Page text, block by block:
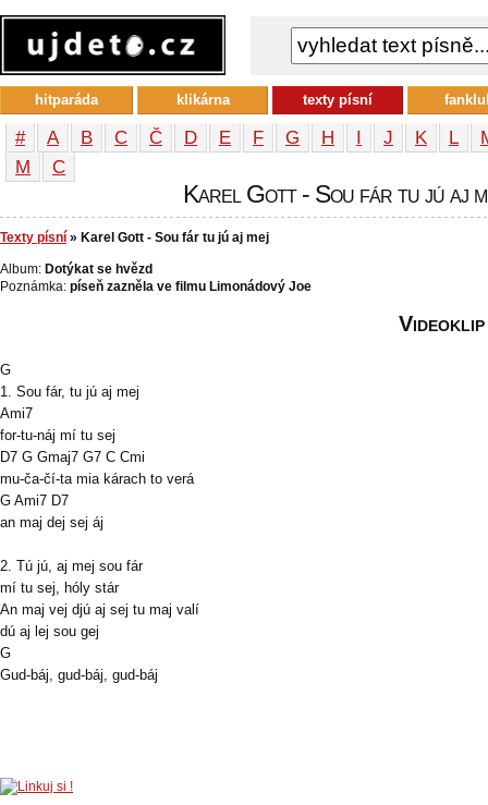
# A B C Č D E F G H I J K L
М
С
Karel Gott - Sou fár tu jú aj
Texty písní » Karel Gott - Sou fár tu jú aj mej
Album: Dotýkat se hvězd
Poznámka: píseň zazněla ve filmu Limonádový Joe
G
1. Sou fár, tu jú aj mej
Ami7
for-tu-náj mí tu sej
D7 G Gmaj7 G7 C Cmi
mu-ča-čí-ta mia kárach to verá
G Ami7 D7
an maj dej sej áj
2. Tú jú, aj mej sou fár
mí tu sej, hóly stár
An maj vej djú aj sej tu maj valí
dú aj lej sou gej
G
Gud-báj, gud-báj, gud-báj
Videoklip
hitparáda klikárna texty písní